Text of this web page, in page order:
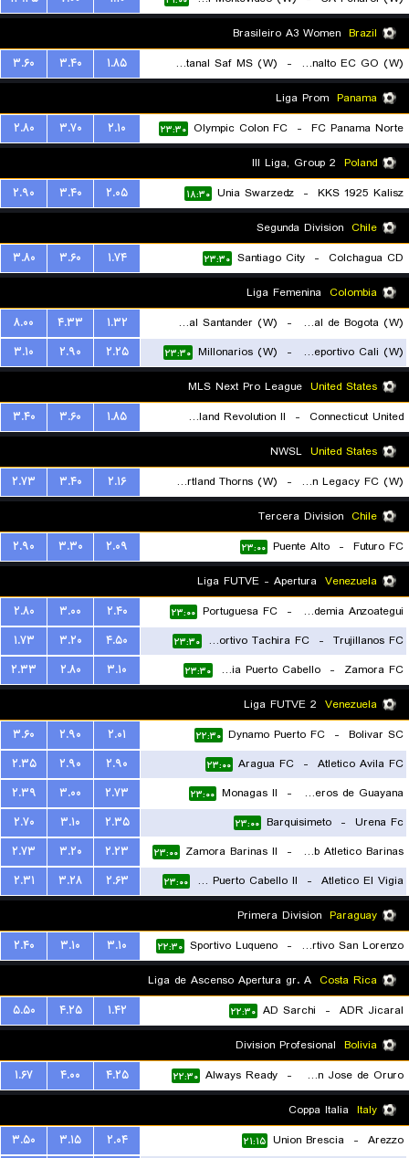
Brazil
Planalto EC GO (W)
-
FC Pantanal Saf MS (W)
۲۲:۳۰
۱.۸۵ ۳.۴۰
۳.۶۰
Panama
FC Panama Norte
-
Olympic Colon FC ۲۳:۳۰ ۲.۱۰ ۳.۷۰
۲.۸۰
Poland
KKS 1925 Kalisz
-
Unia Swarzedz ۱۸:۳۰ ۲.۰۵ ۳.۴۰
۲.۹۰
Chile
Colchagua CD
-
Santiago City ۲۳:۳۰ ۱.۷۴ ۳.۶۰
۳.۸۰
Colombia
Internacional de Bogota (W)
-
CD Real Santander (W)
۲۳:۳۰
۱.۳۲ ۴.۳۳
۸.۰۰
Asociacion Deportivo Cali (W)
-
Millonarios (W) ۲۳:۳۰ ۲.۲۵ ۲.۹۰
۳.۱۰
United States
Connecticut United
-
New England Revolution II
۲۳:۳۰
۱.۸۵ ۳.۶۰
۳.۴۰
United States
Boston Legacy FC (W)
-
Portland Thorns (W)
۲۳:۳۰
۲.۱۶ ۳.۴۰
۲.۷۳
Chile
Futuro FC
-
Puente Alto ۲۳:۰۰ ۲.۰۹ ۳.۳۰
۲.۹۰
Venezuela
Academia Anzoategui
-
Portuguesa FC ۲۳:۰۰ ۲.۴۰ ۳.۰۰
۲.۸۰
Trujillanos FC
-
Deportivo Tachira FC ۲۳:۳۰ ۴.۵۰ ۳.۲۰
۱.۷۳
Zamora FC
-
Academia Puerto Cabello ۲۳:۳۰ ۳.۱۰ ۲.۸۰
۲.۳۳
Venezuela
Bolivar SC
-
Dynamo Puerto FC ۲۲:۳۰ ۲.۰۱ ۲.۹۰
۳.۶۰
Atletico Avila FC
-
Aragua FC ۲۳:۰۰ ۲.۹۰ ۲.۹۰
۲.۳۵
Mineros de Guayana
-
Monagas II ۲۳:۰۰ ۲.۷۳ ۳.۰۰
۲.۳۹
Urena Fc
-
Barquisimeto ۲۳:۰۰ ۲.۳۵ ۳.۱۰
۲.۷۰
Club Atletico Barinas
-
Zamora Barinas II ۲۳:۰۰ ۲.۲۳ ۳.۲۰
۲.۷۳
Atletico El Vigia
-
Academia Puerto Cabello II ۲۳:۰۰ ۲.۶۳ ۳.۲۸
۲.۳۱
Paraguay
Sportivo San Lorenzo
-
Sportivo Luqueno ۲۲:۳۰ ۳.۱۰ ۳.۱۰
۲.۴۰
Costa Rica
ADR Jicaral
-
AD Sarchi ۲۲:۳۰ ۱.۴۲ ۴.۲۵
۵.۵۰
Bolivia
GV Club Deportivo San Jose de Oruro
-
Always Ready ۲۲:۳۰ ۴.۲۵ ۴.۰۰
۱.۶۷
Italy
Arezzo
-
Union Brescia ۲۱:۱۵ ۲.۰۴ ۳.۱۵ ۳.۵۰